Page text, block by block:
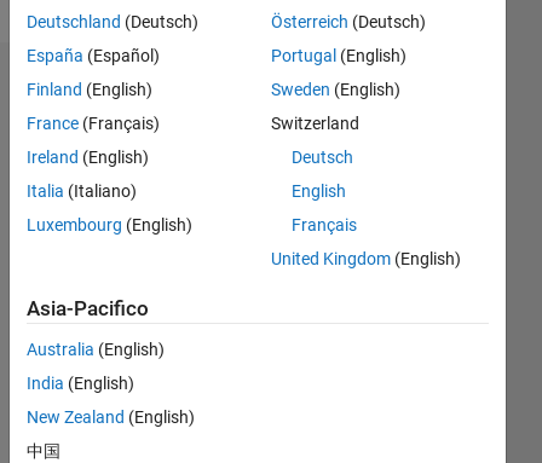
Dashboard
M…
CONTRIBUTI L
1
2
Deutschland (Deutsch)
España (Español)
Finland (English)
France (Français)
Ireland (English)
Italia (Italiano)
Luxembourg (English)
Österreich (Deutsch)
Portugal (English)
Sweden (English)
Switzerland
Deutsch
English
Français
United Kingdom(English)
Asia-Pacifico
Australia (English)
India (English)
New Zealand (English)
中国